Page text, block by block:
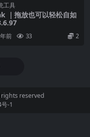
工具
｜拖放也可以轻松自如
前 33 2
rights reserved
-1